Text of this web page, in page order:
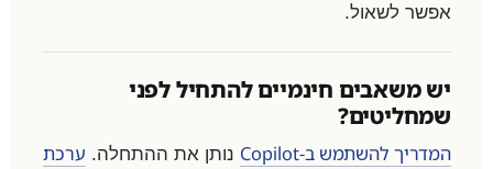
אפשר לשאול.
יש משאבים חינמיים להתחיל לפני
שמחליטים?
המדריך להשתמש ב-Copilot נותן את ההתחלה. ערכת